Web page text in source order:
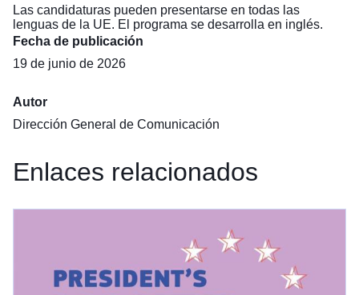
Las candidaturas pueden presentarse en todas las
lenguas de la UE. El programa se desarrolla en inglés.
Fecha de publicación
19 de junio de 2026
Autor
Dirección General de Comunicación
Enlaces relacionados